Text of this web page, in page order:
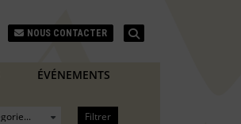
NOUS CONTACTER
ÉVÉNEMENTS
Filtrer